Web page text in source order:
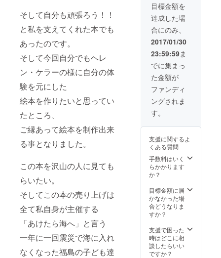
そして自分も頑張ろう！！
と私を支えてくれた本でも
あったのです。
そして今回自分でもヘレ
ン・ケラーの様に自分の体
験を元にした
絵本を作りたいと思ってい
たところ、
ご縁あって絵本を制作出来
る事となりました。
この本を沢山の人に見ても
らいたい。
そしてこの本の売り上げは
全て私自身が主催する
「あけたら海へ」と言う
一年に一回震災で海に入れ
なくなった福島の子ども達
（ス
クール
日程開
始は５
月下旬
以降に
なりま
す。）
スクー
ルのこ
とで
す。 道
具も全
て無料
レンタ
ルで、
上総一
ノ宮駅
迄送迎
しま
す。 海
ディー
の楽し
さをお
伝えし
たいと
思いま
（ス
クール
日程開
始は５
以降に
なりま
す。）
※企業名
目標金額を
達成した場
合にのみ、
2017/01/30
23:59:59ま
でに集まっ
た金額が
ファンディ
ングされま
す。
支援に関するよ
くある質問
手数料はいく
らかかります
か？
目標金額に届
かなかった場
合どうなりま
すか？
支援で困った
時はどこに相
談したらいい
ですか？